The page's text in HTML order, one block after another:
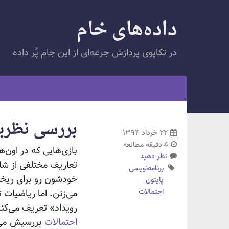
داده‌های خام
در تکاپوی پردازش جرعه‌ای از این جام پُر داده
۲۲ خرداد ۱۳۹۴
4 دقیقه مطالعه
نظر دهید
برنامه‌نویسی
پایتون
احتمالات
بررسی
بازی‌هایی که در
تعاریف مختلفی از
خودشون رو برای
می‌زنن. اما
رویداد» تعریف می‌کنه که با یک عدد بین ۰ و ۱
احتمالات بررسیش